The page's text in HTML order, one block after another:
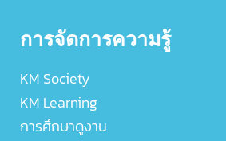
การจัดการความรู้
KM Society
KM Learning
การศึกษาดูงาน